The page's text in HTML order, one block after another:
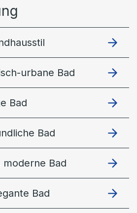
urbane Bad
Bad
Bad
moderne Bad
Bad